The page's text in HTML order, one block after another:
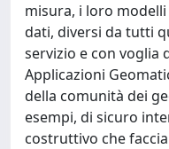
misura, i loro
dati, diversi da tutti
servizio e con voglia
Applicazioni
della comunità dei
esempi, di sicuro
costruttivo che